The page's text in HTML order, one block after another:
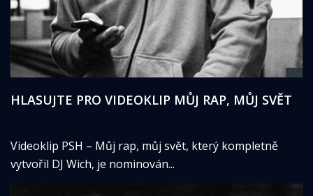
HLASUJTE PRO VIDEOKLIP MŮJ RAP, MŮJ SVĚT
Videoklip PSH – Můj rap, můj svět, který kompletně
vytvořil DJ Wich, je nominován...